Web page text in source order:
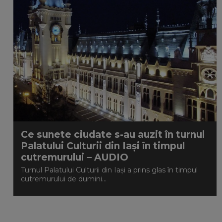
Ce sunete ciudate s-au auzit în turnul
Palatului Culturii din Iași în timpul
cutremurului – AUDIO
Turnul Palatului Culturii din Iași a prins glas în timpul
cutremurului de dumini...